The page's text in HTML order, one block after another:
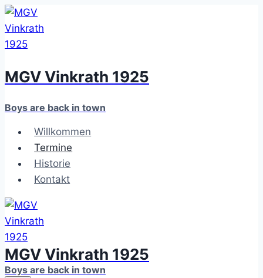
Zum
Inhalt
springen
MGV Vinkrath 1925
Boys are back in town
Willkommen
Termine
Historie
Kontakt
MGV Vinkrath 1925
Boys are back in town